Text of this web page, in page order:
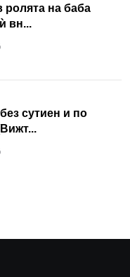
ролята на баба
вн...
сутиен и по